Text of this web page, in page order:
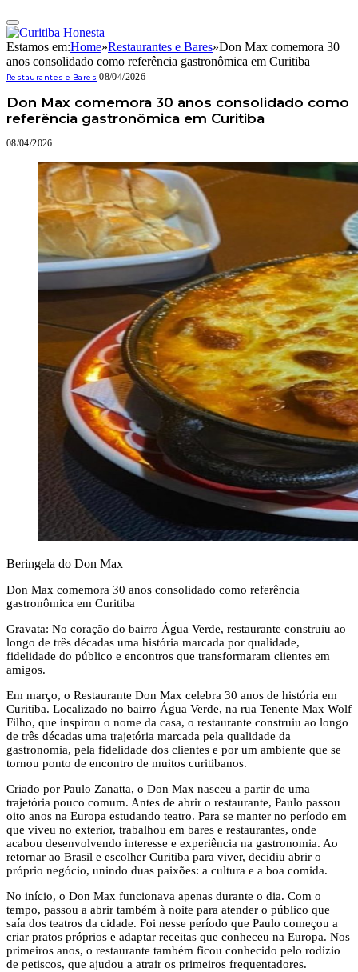
Estamos em:Home»Restaurantes e Bares»Don Max comemora 30
anos consolidado como referência gastronômica em Curitiba
Restaurantes e Bares 08/04/2026
Don Max comemora 30 anos consolidado como
referência gastronômica em Curitiba
08/04/2026
Beringela do Don Max
Don Max comemora 30 anos consolidado como referência
gastronômica em Curitiba
Gravata: No coração do bairro Água Verde, restaurante construiu ao
longo de três décadas uma história marcada por qualidade,
fidelidade do público e encontros que transformaram clientes em
amigos.
Em março, o Restaurante Don Max celebra 30 anos de história em
Curitiba. Localizado no bairro Água Verde, na rua Tenente Max Wolf
Filho, que inspirou o nome da casa, o restaurante construiu ao longo
de três décadas uma trajetória marcada pela qualidade da
gastronomia, pela fidelidade dos clientes e por um ambiente que se
tornou ponto de encontro de muitos curitibanos.
Criado por Paulo Zanatta, o Don Max nasceu a partir de uma
trajetória pouco comum. Antes de abrir o restaurante, Paulo passou
oito anos na Europa estudando teatro. Para se manter no período em
que viveu no exterior, trabalhou em bares e restaurantes, onde
acabou desenvolvendo interesse e experiência na gastronomia. Ao
retornar ao Brasil e escolher Curitiba para viver, decidiu abrir o
próprio negócio, unindo duas paixões: a cultura e a boa comida.
No início, o Don Max funcionava apenas durante o dia. Com o
tempo, passou a abrir também à noite para atender o público que
saía dos teatros da cidade. Foi nesse período que Paulo começou a
criar pratos próprios e adaptar receitas que conheceu na Europa. Nos
primeiros anos, o restaurante também ficou conhecido pelo rodízio
de petiscos, que ajudou a atrair os primeiros frequentadores.